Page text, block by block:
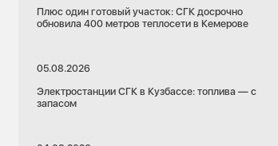
Плюс один готовый участок: СГК досрочно
обновила 400 метров теплосети в Кемерове
05.08.2026
Электростанции СГК в Кузбассе: топлива — с
запасом